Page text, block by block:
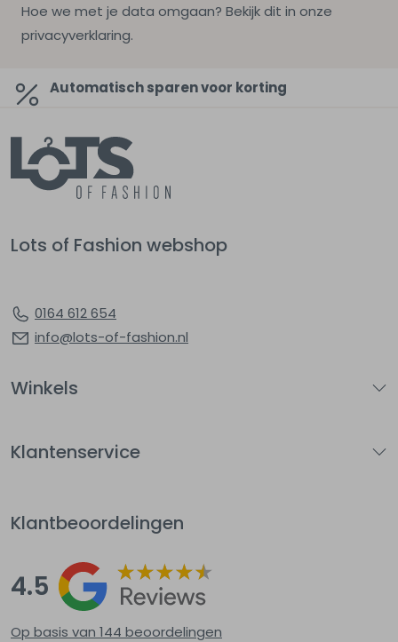
Hoe we met je data omgaan? Bekijk dit in onze
privacyverklaring.
Automatisch sparen voor korting
Lots of Fashion webshop
0164 612 654
info@lots-of-fashion.nl
Winkels
Klantenservice
Klantbeoordelingen
4.5
Op basis van 144 beoordelingen